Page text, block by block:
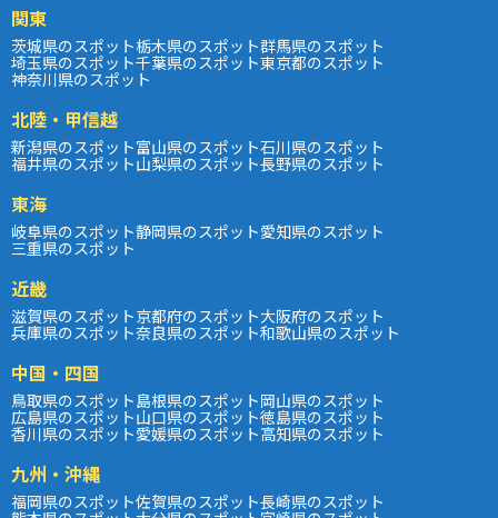
関東
茨城県のスポット栃木県のスポット群馬県のスポット
埼玉県のスポット千葉県のスポット東京都のスポット
神奈川県のスポット
北陸・甲信越
新潟県のスポット富山県のスポット石川県のスポット
福井県のスポット山梨県のスポット長野県のスポット
東海
岐阜県のスポット静岡県のスポット愛知県のスポット
三重県のスポット
近畿
滋賀県のスポット京都府のスポット大阪府のスポット
兵庫県のスポット奈良県のスポット和歌山県のスポット
中国・四国
鳥取県のスポット島根県のスポット岡山県のスポット
広島県のスポット山口県のスポット徳島県のスポット
香川県のスポット愛媛県のスポット高知県のスポット
九州・沖縄
福岡県のスポット佐賀県のスポット長崎県のスポット